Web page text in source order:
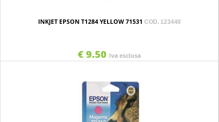
INKJET EPSON T1284 YELLOW 71531 COD. 123440
€ 9.50 Iva esclusa